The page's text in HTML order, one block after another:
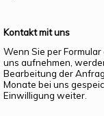
Kontakt mit uns
Wenn Sie per
uns aufnehmen,
Bearbeitung der
Monate bei uns
Einwilligung weiter.